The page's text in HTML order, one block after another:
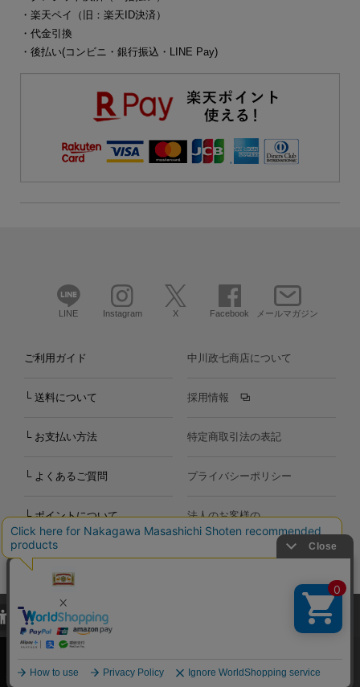
・楽天ペイ（旧：楽天ID決済）
・代金引換
・後払い(コンビニ・銀行振込・LINE Pay)
LINE Instagram X Facebook メールマガジン
ご利用ガイド
└ 送料について
└ お支払い方法
└ よくあるご質問
└ ポイントについて
お問い合わせ
中川政七商店について
採用情報
特定商取引法の表記
プライバシーポリシー
法人のお客様の
お問い合わせ
Copyright©2000-2026
Nakagawa Masashichi Shoten All Rights Reserved.
当サイトでは、当サイト内における閲覧履歴・属性情報などの取得およ
び利便性向上のためにクッキー（Cookie）を使用いたします。詳細に
関しては「プライバシーポリシー
承諾する